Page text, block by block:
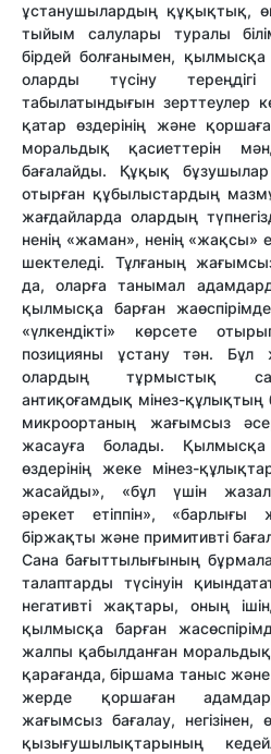
ұстанушылардың құқықтық,
тыйым салулары туралы
бірдей болғанымен, қылмысқа
оларды түсіну
табылатындығын зерттеулер
қатар өздерінің және
моральдық қасиеттерін
бағалайды. Құқық
отырған құбылыстардың
жағдайларда олардың
ненің «жаман», ненің «жақсы»
шектеледі. Тұлғаның
да, оларға танымал
қылмысқа барған
«үлкендікті» көрсете
позицияны ұстану тән. Бұл
олардың тұрмыстық
антиқоғамдық мінез-құлықтың
микроортаның жағымсыз
жасауға болады. Қылмысқа
өздерінің жеке мінез-
жасайды», «бұл үшін
әрекет етіппін»,
біржақты және примитивті
Сана бағыттылығының
талаптарды түсінуін
негативті жақтары, оның
қылмысқа барған
жалпы қабылданған моральдық
қарағанда, біршама таныс
жерде қоршаған
жағымсыз бағалау, негізінен,
қызығушылықтарының